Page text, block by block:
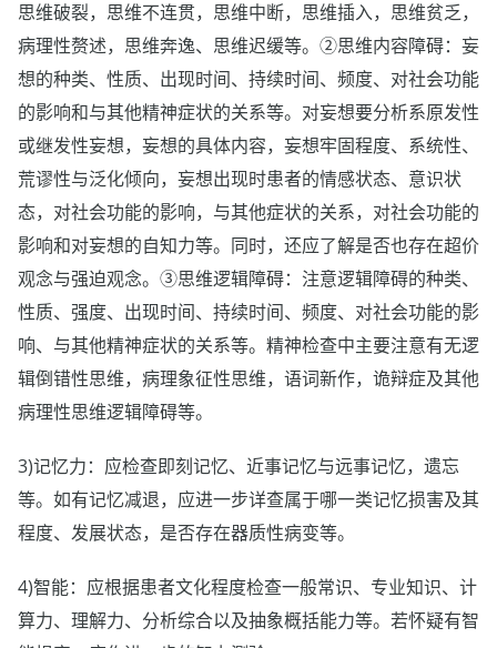
思维破裂，思维不连贯，思维中断，思维插入，思维贫乏，
病理性赘述，思维奔逸、思维迟缓等。②思维内容障碍：妄
想的种类、性质、出现时间、持续时间、频度、对社会功能
的影响和与其他精神症状的关系等。对妄想要分析系原发性
或继发性妄想，妄想的具体内容，妄想牢固程度、系统性、
荒谬性与泛化倾向，妄想出现时患者的情感状态、意识状
态，对社会功能的影响，与其他症状的关系，对社会功能的
影响和对妄想的自知力等。同时，还应了解是否也存在超价
观念与强迫观念。③思维逻辑障碍：注意逻辑障碍的种类、
性质、强度、出现时间、持续时间、频度、对社会功能的影
响、与其他精神症状的关系等。精神检查中主要注意有无逻
辑倒错性思维，病理象征性思维，语词新作，诡辩症及其他
病理性思维逻辑障碍等。
3)记忆力：应检查即刻记忆、近事记忆与远事记忆，遗忘
等。如有记忆减退，应进一步详查属于哪一类记忆损害及其
程度、发展状态，是否存在器质性病变等。
4)智能：应根据患者文化程度检查一般常识、专业知识、计
算力、理解力、分析综合以及抽象概括能力等。若怀疑有智